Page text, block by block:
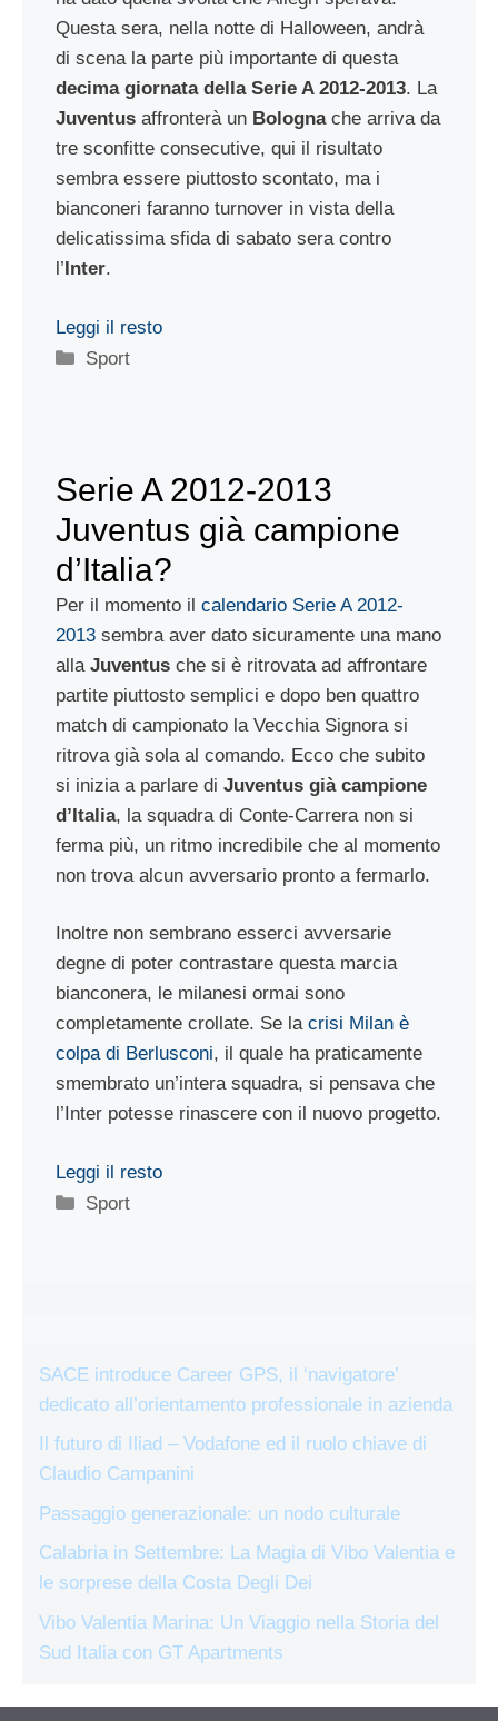
Questa sera, nella notte di Halloween, andrà
di scena la parte più importante di questa
decima giornata della Serie A 2012-2013. La
Juventus affronterà un Bolognache arriva da
tre sconfitte consecutive, qui il risultato
sembra essere piuttosto scontato, ma i
bianconeri faranno turnover in vista della
delicatissima sfida di sabato sera contro
l’ Inter.
Leggi il resto
Categorie
Sport
Serie A 2012-2013
Juventus già campione
d’Italia?
Per il momento il calendario Serie A 2012-
2013 sembra aver dato sicuramente una mano
alla Juventus che si è ritrovata ad affrontare
partite piuttosto semplici e dopo ben quattro
match di campionato la Vecchia Signora si
ritrova già sola al comando. Ecco che subito
si inizia a parlare di Juventus già campione
d’Italia, la squadra di Conte-Carrera non si
ferma più, un ritmo incredibile che al momento
non trova alcun avversario pronto a fermarlo.
Inoltre non sembrano esserci avversarie
degne di poter contrastare questa marcia
bianconera, le milanesi ormai sono
completamente crollate. Se la crisi Milan è
colpa di Berlusconi, il quale ha praticamente
smembrato un’intera squadra, si pensava che
l’Inter potesse rinascere con il nuovo progetto.
Leggi il resto
Categorie
Sport
SACE introduce Career GPS, il ‘navigatore’
dedicato all’orientamento professionale in azienda
Il futuro di Iliad – Vodafone ed il ruolo chiave di
Claudio Campanini
Passaggio generazionale: un nodo culturale
Calabria in Settembre: La Magia di Vibo Valentia e
le sorprese della Costa Degli Dei
Vibo Valentia Marina: Un Viaggio nella Storia del
Sud Italia con GT Apartments